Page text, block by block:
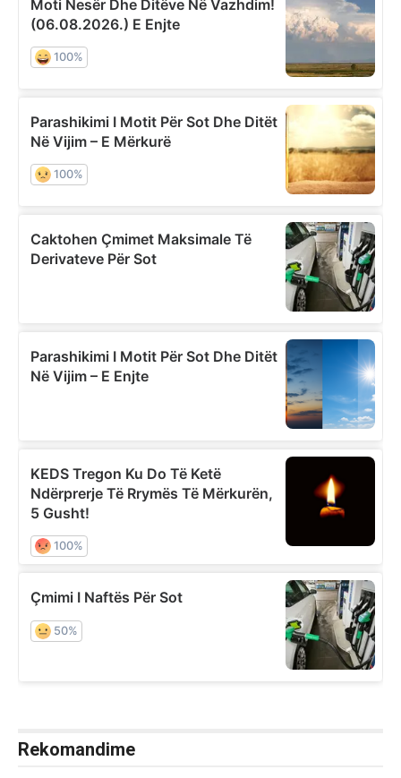
Rekomandime